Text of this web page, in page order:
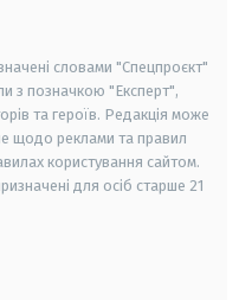
словами "Спецпроєкт"
з позначкою "Експерт",
та героїв. Редакція може
щодо реклами та правил
користування сайтом.
для осіб старше 21